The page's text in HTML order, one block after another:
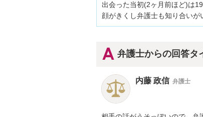
出会った当初(2ヶ月前ほど)は
顔がきくし弁護士も知り合い
弁護士からの回答タ
内藤 政信 弁護士